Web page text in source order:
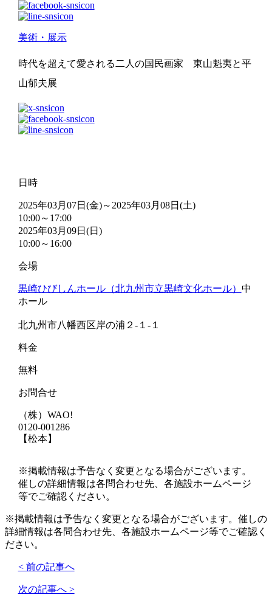
美術・展示
時代を超えて愛される二人の国民画家 東山魁夷と平
山郁夫展
日時
2025年03月07日(金)～2025年03月08日(土)
10:00～17:00
2025年03月09日(日)
10:00～16:00
会場
黒崎ひびしんホール（北九州市立黒崎文化ホール） 中
ホール
北九州市八幡西区岸の浦２-１-１
料金
無料
お問合せ
（株）WAO!
0120-001286
【松本】
※掲載情報は予告なく変更となる場合がございます。
催しの詳細情報は各問合わせ先、各施設ホームページ
等でご確認ください。
※掲載情報は予告なく変更となる場合がございます。催しの
詳細情報は各問合わせ先、各施設ホームページ等でご確認く
ださい。
< 前の記事へ
次の記事へ >